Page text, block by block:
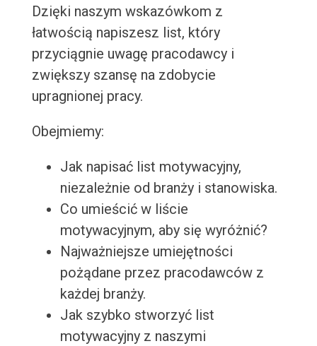
Dzięki naszym wskazówkom z
łatwością napiszesz list, który
przyciągnie uwagę pracodawcy i
zwiększy szansę na zdobycie
upragnionej pracy.
Obejmiemy:
Jak napisać list motywacyjny,
niezależnie od branży i stanowiska.
Co umieścić w liście
motywacyjnym, aby się wyróżnić?
Najważniejsze umiejętności
pożądane przez pracodawców z
każdej branży.
Jak szybko stworzyć list
motywacyjny z naszymi